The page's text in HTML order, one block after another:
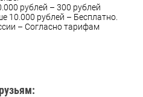
рублей – 300 рублей
10.000 рублей – Бесплатно.
– Согласно тарифам